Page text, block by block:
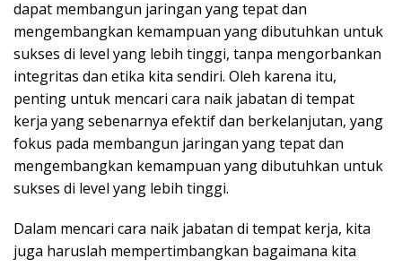
dapat membangun jaringan yang tepat dan
mengembangkan kemampuan yang dibutuhkan untuk
sukses di level yang lebih tinggi, tanpa mengorbankan
integritas dan etika kita sendiri. Oleh karena itu,
penting untuk mencari cara naik jabatan di tempat
kerja yang sebenarnya efektif dan berkelanjutan, yang
fokus pada membangun jaringan yang tepat dan
mengembangkan kemampuan yang dibutuhkan untuk
sukses di level yang lebih tinggi.
Dalam mencari cara naik jabatan di tempat kerja, kita
juga haruslah mempertimbangkan bagaimana kita